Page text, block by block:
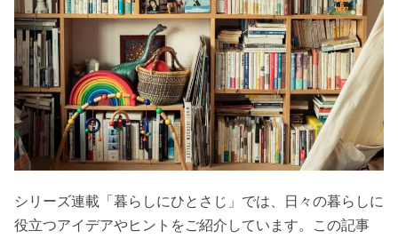
シリーズ連載「暮らしにひとさじ」では、日々の暮らしに
役立つアイデアやヒントをご紹介しています。この記事